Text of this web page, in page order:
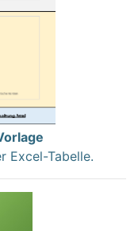
Excel-Tabelle.